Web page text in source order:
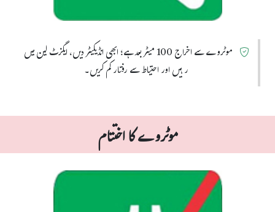
موٹروے سے اخراج 100 میٹر بعد ہے؛ ابھی انڈیکیٹر دیں، ایگزٹ لین میں
رہیں اور احتیاط سے رفتار کم کریں۔
موٹروے کا اختتام